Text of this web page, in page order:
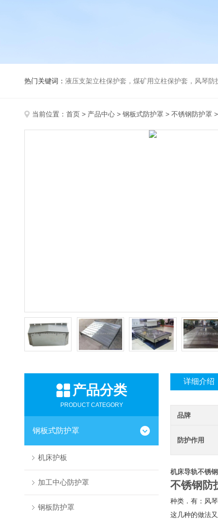
热门关键词： 液压支架立柱保护套，煤矿用立柱保护套，风琴
当前位置： 首页 > 产品中心 > 钢板式防护罩 > 不锈钢防护罩
产品分类
PRODUCT CATEGORY
钢板式防护罩
机床护板
加工中心防护罩
钢板防护罩
详细介绍
品牌
防护作用
机床导轨不锈
不锈钢防
种类．有：风
这几种的做法